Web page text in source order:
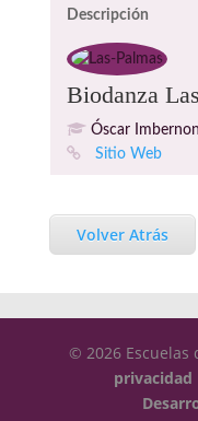
Descripción
Biodanza
Óscar Imbernon
Sitio Web
Volver Atrás
© 2026 Escuelas
privacidad